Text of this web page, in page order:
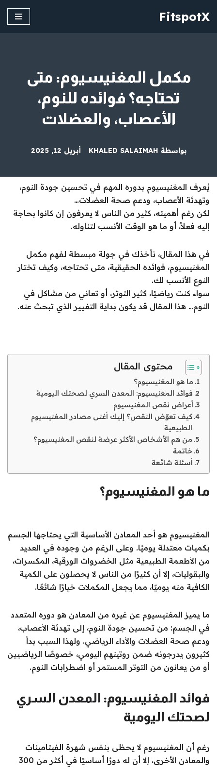
FitspotX
مكمل المغنيسيوم: متى
تحتاجه؟ فوائده للنوم،
الأعصاب، والعضلات
بواسطة KHALED SALAIMAH أبريل 12, 2025
يُعرف المغنيسيوم بدوره المهم في تحسين جودة النوم،
وتهدئة الأعصاب، ودعم صحة العضلات…
لكن رغم أهميته، كثير من الناس لا يعرفون إن كانوا بحاجة
إليه فعلاً، أو ما هو الوقت الأنسب لتناوله.
في هذا المقال، نأخذك في جولة مبسطة لفهم مكمل
المغنيسيوم، فوائده الحقيقية، متى تحتاجه، وكيف تختار
النوع الأنسب لك.
سواء كنت رياضيًا، كثير التوتر، أو تعاني من مشاكل في
النوم… هذا المقال قد يكون بداية التغيير الذي تبحث عنه.
محتوى المقال
ما هو المغنيسيوم؟
فوائد المغنيسيوم: المعدن السري لصحتك اليومية
أعراض نقص المغنيسيوم
كيف تعوّض النقص؟ إليك أغنى مصادر المغنيسيوم
الطبيعية
من هم الأشخاص الأكثر عرضة لنقص المغنيسيوم؟
خاتمة
أسئلة شائعة
ما هو المغنيسيوم؟
المغنيسيوم هو أحد المعادن الأساسية التي يحتاجها الجسم
بكميات معتدلة يوميًا. وعلى الرغم من وجوده في العديد
من الأطعمة الطبيعية مثل الخضروات الورقية، المكسرات،
والبقوليات، إلا أن كثيرًا من الناس لا يحصلون على الكمية
الكافية منه يوميًا، مما يجعل المكملات خيارًا شائعًا.
ما يميز المغنيسيوم عن غيره من المعادن هو دوره المتعدد
في الجسم: من تحسين جودة النوم، إلى تهدئة الأعصاب،
ودعم صحة العضلات والأداء الرياضي. ولهذا السبب بدأ
كثيرون يدرجونه ضمن روتينهم اليومي، خصوصًا الرياضيين
أو من يعانون من التوتر المستمر أو اضطرابات النوم.
فوائد المغنيسيوم: المعدن السري
لصحتك اليومية
رغم أن المغنيسيوم لا يحظى بنفس شهرة الفيتامينات
والمعادن الأخرى، إلا أن له دورًا أساسيًا في أكثر من 300